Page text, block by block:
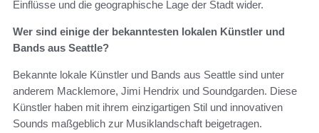
Einflüsse und die geographische Lage der Stadt wider.
Wer sind einige der bekanntesten lokalen Künstler und
Bands aus Seattle?
Bekannte lokale Künstler und Bands aus Seattle sind unter
anderem Macklemore, Jimi Hendrix und Soundgarden. Diese
Künstler haben mit ihrem einzigartigen Stil und innovativen
Sounds maßgeblich zur Musiklandschaft beigetragen.